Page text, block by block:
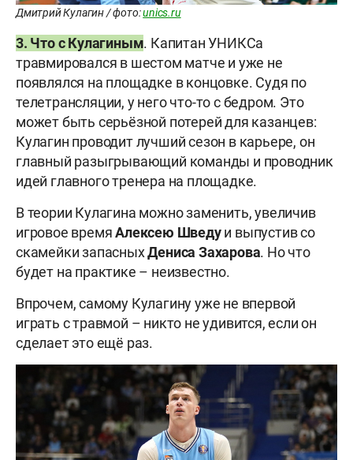
Дмитрий Кулагин / фото:unics.ru
3. Что с Кулагиным. Капитан УНИКСа
травмировался в шестом матче и уже не
появлялся на площадке в концовке. Судя по
телетрансляции, у него что-то с бедром. Это
может быть серьёзной потерей для казанцев:
Кулагин проводит лучший сезон в карьере, он
главный разыгрывающий команды и проводник
идей главного тренера на площадке.
В теории Кулагина можно заменить, увеличив
игровое времяАлексею Шведуи выпустив со
скамейки запасныхДенисаЗахарова. Но что
будет на практике – неизвестно.
Впрочем, самому Кулагину уже не впервой
играть с травмой – никто не удивится, если он
сделает это ещё раз.